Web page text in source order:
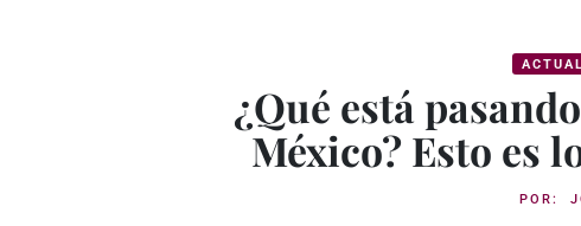
¿Qué está
México? Esto es
POR: